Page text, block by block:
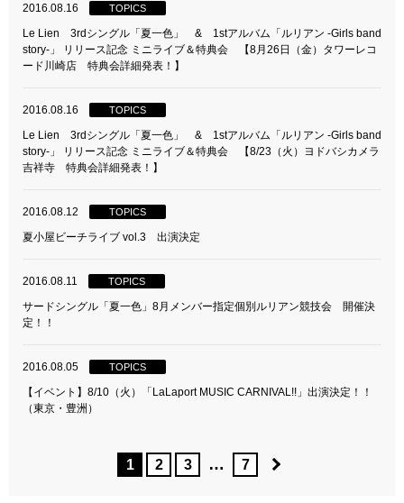
2016.08.16 TOPICS
Le Lien 3rdシングル「夏一色」 & 1stアルバム「ルリアン -Girls band
story-」 リリース記念 ミニライブ＆特典会 【8月26日（金）タワーレコ
ード川崎店 特典会詳細発表！】
2016.08.16 TOPICS
Le Lien 3rdシングル「夏一色」 & 1stアルバム「ルリアン -Girls band
story-」 リリース記念 ミニライブ＆特典会 【8/23（火）ヨドバシカメラ
吉祥寺 特典会詳細発表！】
2016.08.12 TOPICS
夏小屋ビーチライブ vol.3 出演決定
2016.08.11 TOPICS
サードシングル「夏一色」8月メンバー指定個別ルリアン競技会 開催決
定！！
2016.08.05 TOPICS
【イベント】8/10（火）「LaLaport MUSIC CARNIVAL!!」出演決定！！
（東京・豊洲）
1 2 3 … 7